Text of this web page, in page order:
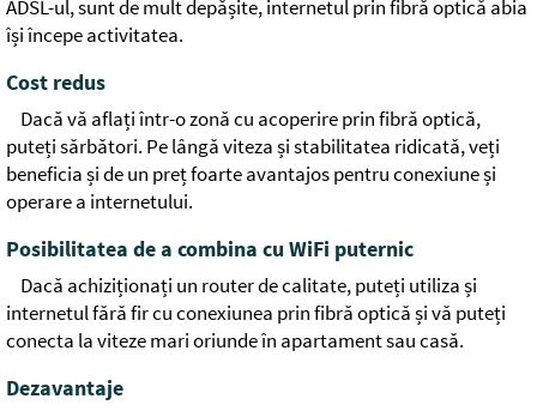
ADSL-ul, sunt de mult depășite, internetul prin fibră optică abia
își începe activitatea.
Cost redus
Dacă vă aflați într-o zonă cu acoperire prin fibră optică,
puteți sărbători. Pe lângă viteza și stabilitatea ridicată, veți
beneficia și de un preț foarte avantajos pentru conexiune și
operare a internetului.
Posibilitatea de a combina cu WiFi puternic
Dacă achiziționați un router de calitate, puteți utiliza și
internetul fără fir cu conexiunea prin fibră optică și vă puteți
conecta la viteze mari oriunde în apartament sau casă.
Dezavantaje